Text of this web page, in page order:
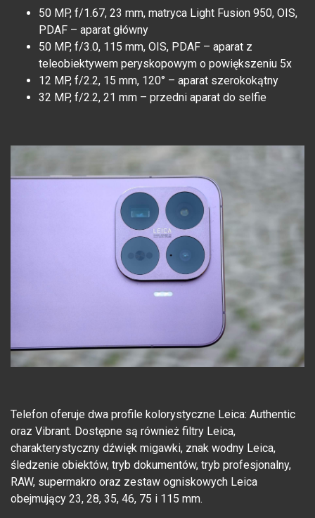
50 MP, f/1.67, 23 mm, matryca Light Fusion 950, OIS,
PDAF – aparat główny
50 MP, f/3.0, 115 mm, OIS, PDAF – aparat z
teleobiektywem peryskopowym o powiększeniu 5x
12 MP, f/2.2, 15 mm, 120° – aparat szerokokątny
32 MP, f/2.2, 21 mm – przedni aparat do selfie
Telefon oferuje dwa profile kolorystyczne Leica: Authentic
oraz Vibrant. Dostępne są również filtry Leica,
charakterystyczny dźwięk migawki, znak wodny Leica,
śledzenie obiektów, tryb dokumentów, tryb profesjonalny,
RAW, supermakro oraz zestaw ogniskowych Leica
obejmujący 23, 28, 35, 46, 75 i 115 mm.